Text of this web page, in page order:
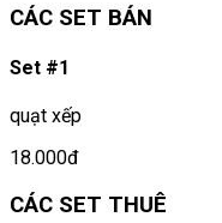
CÁC SET BÁN
Set #1
quạt xếp
18.000đ
CÁC SET THUÊ